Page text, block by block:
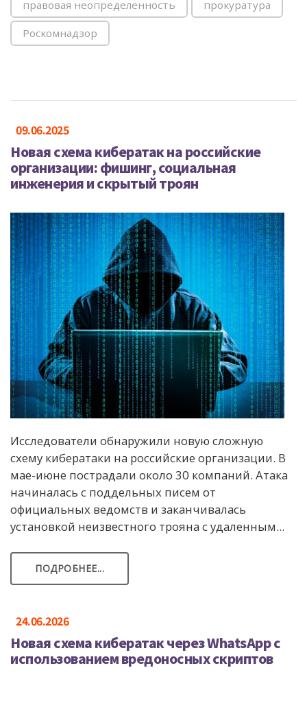
правовая неопределенность прокуратура
Роскомнадзор
09.06.2025
Новая схема кибератак на российские
организации: фишинг, социальная
инженерия и скрытый троян
Исследователи обнаружили новую сложную
схему кибератаки на российские организации. В
мае-июне пострадали около 30 компаний. Атака
начиналась с поддельных писем от
официальных ведомств и заканчивалась
установкой неизвестного трояна с удаленным...
ПОДРОБНЕЕ...
24.06.2026
Новая схема кибератак через WhatsApp с
использованием вредоносных скриптов